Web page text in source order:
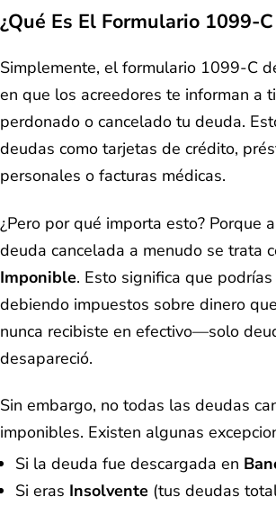
¿Qué Es El Formulario 1099-
Simplemente, el formulario 1099-C
en que los acreedores te informan a
perdonado o cancelado tu deuda.
deudas como tarjetas de crédito,
personales o facturas médicas.
¿Pero por qué importa esto? Porque
deuda cancelada a menudo se trata
Imponible. Esto significa que
debiendo impuestos sobre dinero
nunca recibiste en efectivo—solo
desapareció.
Sin embargo, no todas las deudas
imponibles. Existen algunas
Si la deuda fue descargada en
Si eras Insolvente (tus deudas